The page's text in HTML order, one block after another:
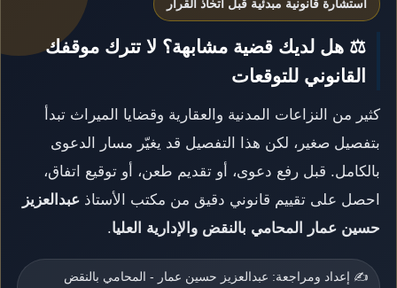
استشارة قانونية مبدئية قبل اتخاذ القرار
⚖️ هل لديك قضية مشابهة؟ لا تترك موقفك
القانوني للتوقعات
كثير من النزاعات المدنية والعقارية وقضايا الميراث تبدأ
بتفصيل صغير، لكن هذا التفصيل قد يغيّر مسار الدعوى
بالكامل. قبل رفع دعوى، أو تقديم طعن، أو توقيع اتفاق،
احصل على تقييم قانوني دقيق من مكتب الأستاذ عبدالعزيز
حسين عمار المحامي بالنقض والإدارية العليا.
✍️ إعداد ومراجعة: عبدالعزيز حسين عمار - المحامي بالنقض